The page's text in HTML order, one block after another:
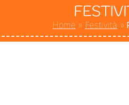
Home » Festività »